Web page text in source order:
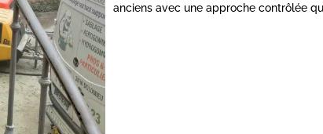
anciens avec une approche contrôlée